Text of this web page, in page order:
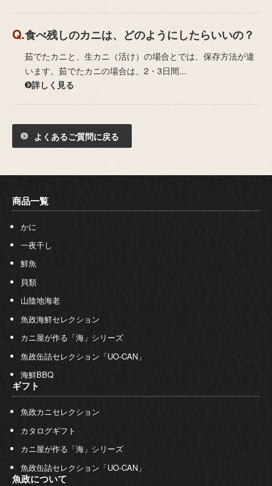
食べ残しのカニは、どのようにしたらいいの？
茹でたカニと、生カニ（活け）の場合とでは、保存方法が違
います。茹でたカニの場合は、2・3日間...
詳しく見る
よくあるご質問に戻る
商品一覧
かに
一夜干し
鮮魚
貝類
山陰地海老
魚政海鮮セレクション
カニ屋が作る「海」シリーズ
魚政缶詰セレクション「UO-CAN」
海鮮BBQ
ギフト
魚政カニセレクション
カタログギフト
カニ屋が作る「海」シリーズ
魚政缶詰セレクション「UO-CAN」
魚政について